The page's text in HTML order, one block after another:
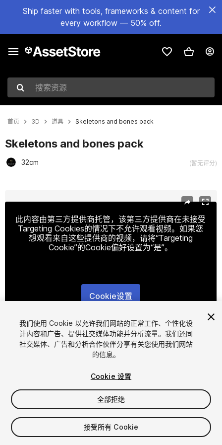
Ship faster with tools, frameworks & content for
every workflow — 50% off.
搜索资源
首页 3D 道具 Skeletons and bones pack
Skeletons and bones pack
32cm (暂无评分)
此内容由第三方提供商托管，该第三方提供商在未接受
Targeting Cookies的情况下不允许观看视频。如果您
想观看来自这些提供商的视频，请将“Targeting
Cookie”的Cookie偏好设置为“是”。
Cookie设置
1/14
$4.99
增值税将在结算时计算
我们使用 Cookie 以允许我们网站的正常工作、个性化设
计内容和广告、提供社交媒体功能并分析流量。我们还同
社交媒体、广告和分析合作伙伴分享有关您使用我们网站
的信息。
Cookie 设置
全部拒绝
接受所有 Cookie